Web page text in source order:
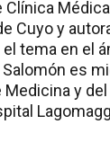
Cuyo y
tema en el
es
y